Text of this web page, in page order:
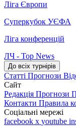
Ліга Європи
Суперкубок УЄФА
Ліга конференцій
ЛЧ - Top News
До всіх турнірів
Статті Прогнози
Сайт
Редакція Прогнози
Контакти Правила
Соціальні мережі
facebook x youtube